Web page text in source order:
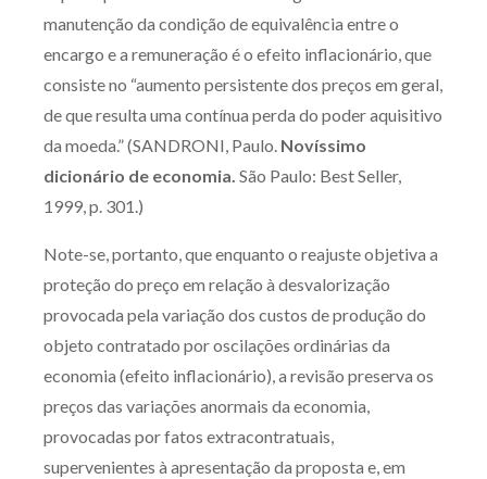
manutenção da condição de equivalência entre o
encargo e a remuneração é o efeito inflacionário, que
consiste no “aumento persistente dos preços em geral,
de que resulta uma contínua perda do poder aquisitivo
da moeda.” (SANDRONI, Paulo. Novíssimo
dicionário de economia. São Paulo: Best Seller,
1999, p. 301.)
Note-se, portanto, que enquanto o reajuste objetiva a
proteção do preço em relação à desvalorização
provocada pela variação dos custos de produção do
objeto contratado por oscilações ordinárias da
economia (efeito inflacionário), a revisão preserva os
preços das variações anormais da economia,
provocadas por fatos extracontratuais,
supervenientes à apresentação da proposta e, em